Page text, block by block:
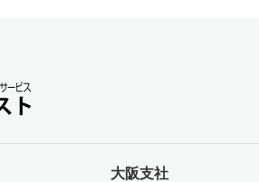
大阪支社